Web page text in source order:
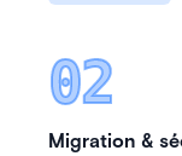
02
Migration &